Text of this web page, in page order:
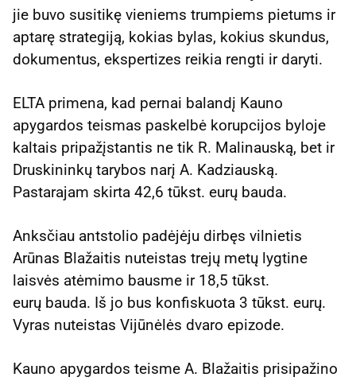
jie buvo susitikę vieniems trumpiems pietums ir
aptarę strategiją, kokias bylas, kokius skundus,
dokumentus, ekspertizes reikia rengti ir daryti.
ELTA primena, kad pernai balandį Kauno
apygardos teismas paskelbė korupcijos byloje
kaltais pripažįstantis ne tik R. Malinauską, bet ir
Druskininkų tarybos narį A. Kadziauską.
Pastarajam skirta 42,6 tūkst. eurų bauda.
Anksčiau antstolio padėjėju dirbęs vilnietis
Arūnas Blažaitis nuteistas trejų metų lygtine
laisvės atėmimo bausme ir 18,5 tūkst.
eurų bauda. Iš jo bus konfiskuota 3 tūkst. eurų.
Vyras nuteistas Vijūnėlės dvaro epizode.
Kauno apygardos teisme A. Blažaitis prisipažino